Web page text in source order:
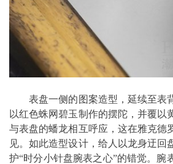
表盘一侧的图案造型，延续至表
以红色蛛网碧玉制作的摆陀，并覆以
与表盘的蟠龙相互呼应，这在雅克德
见。如此造型设计，给人以龙身迂回
护“时分小针盘腕表之心”的错觉。腕